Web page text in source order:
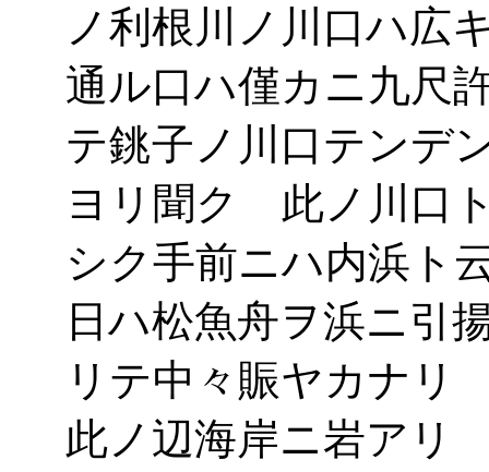
ノ利根川ノ川口ハ広
通ル口ハ僅カニ九尺
テ銚子ノ川口テンデ
ヨリ聞ク 此ノ川口
シク手前ニハ内浜ト
日ハ松魚舟ヲ浜ニ引
リテ中々賑ヤカナ
此ノ辺海岸ニ岩アリ